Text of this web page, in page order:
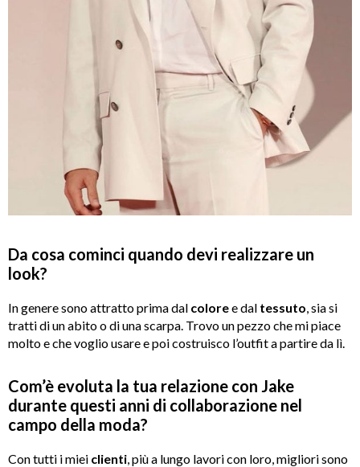
Da cosa cominci quando devi realizzare un
look?
In genere sono attratto prima dal coloree dal tessuto, sia si
tratti di un abito o di una scarpa. Trovo un pezzo che mi piace
molto e che voglio usare e poi costruisco l’outfit a partire da lì.
Com’è evoluta la tua relazione con Jake
durante questi anni di collaborazione nel
campo della moda?
Con tutti i miei clienti, più a lungo lavori con loro, migliori sono